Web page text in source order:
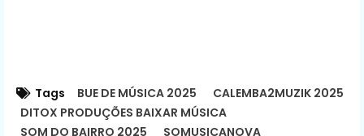
Tags BUE DE MÚSICA 2025
CALEMBA2MUZIK 2025
DITOX PRODUÇÕES BAIXAR MÚSICA
SOM DO BAIRRO 2025
SOMUSICANOVA